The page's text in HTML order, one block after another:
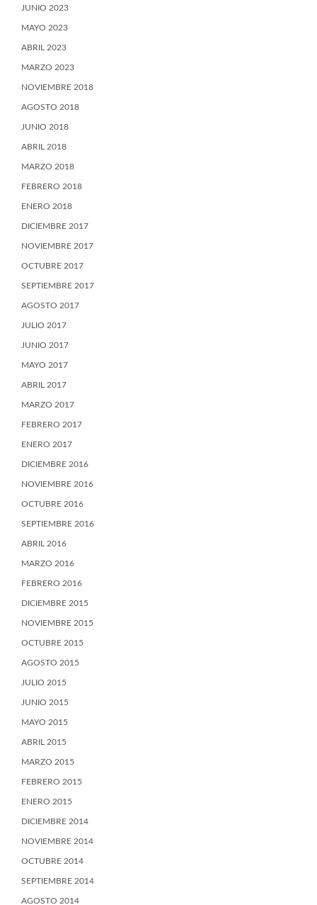
JUNIO 2023
MAYO 2023
ABRIL 2023
MARZO 2023
NOVIEMBRE 2018
AGOSTO 2018
JUNIO 2018
ABRIL 2018
MARZO 2018
FEBRERO 2018
ENERO 2018
DICIEMBRE 2017
NOVIEMBRE 2017
OCTUBRE 2017
SEPTIEMBRE 2017
AGOSTO 2017
JULIO 2017
JUNIO 2017
MAYO 2017
ABRIL 2017
MARZO 2017
FEBRERO 2017
ENERO 2017
DICIEMBRE 2016
NOVIEMBRE 2016
OCTUBRE 2016
SEPTIEMBRE 2016
ABRIL 2016
MARZO 2016
FEBRERO 2016
DICIEMBRE 2015
NOVIEMBRE 2015
OCTUBRE 2015
AGOSTO 2015
JULIO 2015
JUNIO 2015
MAYO 2015
ABRIL 2015
MARZO 2015
FEBRERO 2015
ENERO 2015
DICIEMBRE 2014
NOVIEMBRE 2014
OCTUBRE 2014
SEPTIEMBRE 2014
AGOSTO 2014